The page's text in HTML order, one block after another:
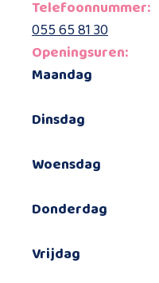
Telefoonnummer:
055 65 81 30
Openingsuren:
Maandag
Dinsdag
Woensdag
Donderdag
Vrijdag